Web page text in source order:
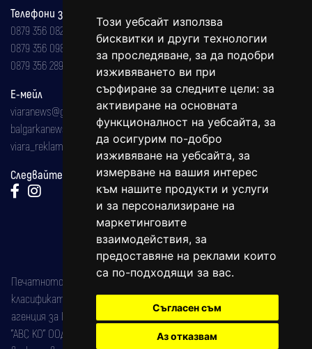
Този уебсайт използва
бисквитки и други технологии
за проследяване, за да подобри
изживяването ви при
сърфиране за следните цели: за
активиране на основната
функционалност на уебсайта, за
да осигурим по-добро
изживяване на уебсайта, за
измерване на вашия интерес
към нашите продукти и услуги
и за персонализиране на
маркетинговите
взаимодействия, за
предоставяне на реклами които
са по-подходящи за вас.
Съгласен съм
Аз отказвам
Телефони за реклама и абонаменти
0879 356 082
0879 356 098
0879 356 289
Е-мейл
viaranews@gmail.com
balgarkanews@gmail.com
viara_reklama@mail.bg
Следвайте ни:
Печатното издание на вестника е регистрирано в националния
класификатор на печатните издания (Българска национална
агенция за ISSN) под номер: ISSN 1312-4722.
"АВС КО" ООД е притежател на марката: Вяра информационен